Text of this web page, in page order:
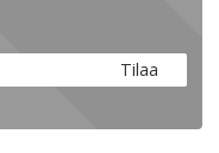
Tilaa